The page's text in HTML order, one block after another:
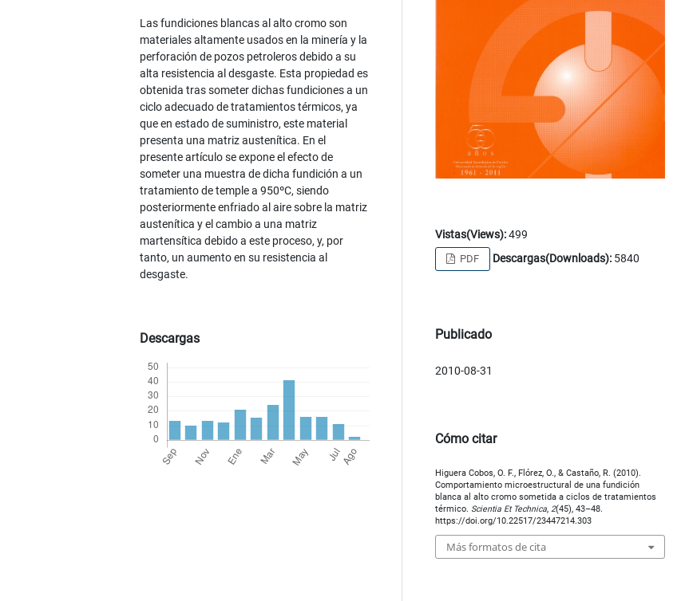
Las fundiciones blancas al alto cromo son
materiales altamente usados en la minería y la
perforación de pozos petroleros debido a su
alta resistencia al desgaste. Esta propiedad es
obtenida tras someter dichas fundiciones a un
ciclo adecuado de tratamientos térmicos, ya
que en estado de suministro, este material
presenta una matriz austenítica. En el
presente artículo se expone el efecto de
someter una muestra de dicha fundición a un
tratamiento de temple a 950ºC, siendo
posteriormente enfriado al aire sobre la matriz
austenítica y el cambio a una matriz
martensítica debido a este proceso, y, por
tanto, un aumento en su resistencia al
desgaste.
Descargas
Vistas(Views):499
PDF Descargas(Downloads):5840
Publicado
2010-08-31
Cómo citar
Higuera Cobos, O. F., Flórez, O., & Castaño, R. (2010).
Comportamiento microestructural de una fundición
blanca al alto cromo sometida a ciclos de tratamientos
térmico. Scientia Et Technica, 2(45), 43–48.
https://doi.org/10.22517/23447214.303
Más formatos de cita